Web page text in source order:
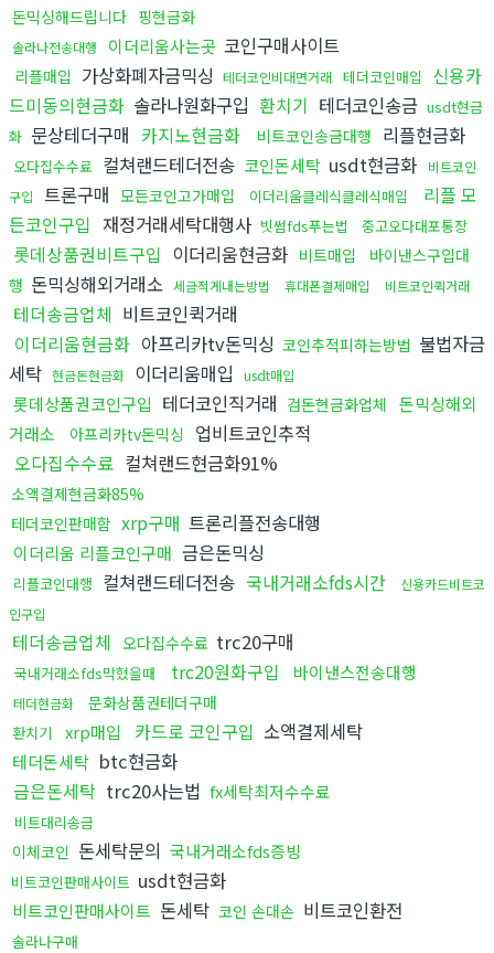
돈믹싱해드립니다 핑현금화
솔라나전송대행 이더리움사는곳 코인구매사이트
리플매입 가상화폐자금믹싱 테더코인비대면거래 테더코인매입
신용카
드미동의현금화 솔라나원화구입 환치기 테더코인송금 usdt현금
화 문상테더구매 카지노현금화 비트코인송금대행 리플현금화
오다집수수료 컬쳐랜드테더전송 코인돈세탁 usdt현금화
비트코인
구입
트론구매 모든코인고가매입 이더리움클레식클레식매입
리플 모
든코인구입 재정거래세탁대행사 빗썸fds푸는법 중고오다대포통장
롯데상품권비트구입 이더리움현금화 비트매입
바이낸스구입대
행 돈믹싱해외거래소 세금적게내는방법 휴대폰결제매입 비트코인퀵거래
테더송금업체 비트코인퀵거래
이더리움현금화 아프리카tv돈믹싱 코인추적피하는방법 불법자금
세탁 현금돈현금화 이더리움매입 usdt매입
롯데상품권코인구입 테더코인직거래 검돈현금화업체 돈믹싱해외
거래소
아프리카tv돈믹싱 업비트코인추적
오다집수수료 컬쳐랜드현금화91%
소액결제현금화85%
테더코인판매함 xrp구매 트론리플전송대행
이더리움 리플코인구매 금은돈믹싱
리플코인대행 컬쳐랜드테더전송 국내거래소fds시간
신용카드비트코
인구입
테더송금업체 오다집수수료 trc20구매
국내거래소fds막혔을때 trc20원화구입 바이낸스전송대행
테더현금화 문화상품권테더구매
환치기 xrp매입 카드로 코인구입 소액결제세탁
테더돈세탁 btc현금화
금은돈세탁 trc20사는법 fx세탁최저수수료
비트대리송금
이체코인 돈세탁문의 국내거래소fds증빙
비트코인판매사이트 usdt현금화
비트코인판매사이트 돈세탁 코인 손대손 비트코인환전
솔라나구매